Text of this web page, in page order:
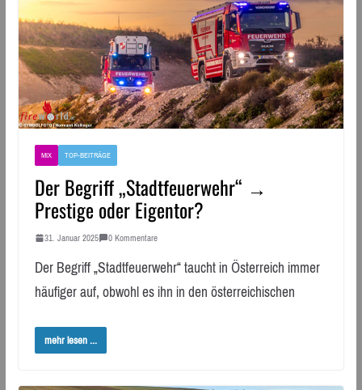
MIX TOP-BEITRÄGE
Der Begriff „Stadtfeuerwehr“ →
Prestige oder Eigentor?
31. Januar 2025 0 Kommentare
Der Begriff „Stadtfeuerwehr“ taucht in Österreich immer
häufiger auf, obwohl es ihn in den österreichischen
mehr lesen ...